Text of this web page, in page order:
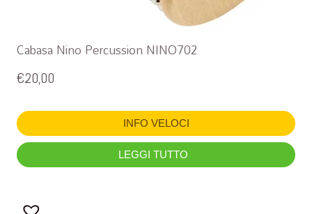
Cabasa Nino Percussion NINO702
€20,00
INFO VELOCI
LEGGI TUTTO